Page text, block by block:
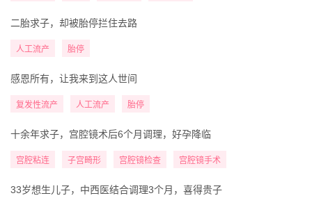
二胎求子，却被胎停拦住去路
人工流产 胎停
感恩所有，让我来到这人世间
复发性流产 人工流产 胎停
十余年求子，宫腔镜术后6个月调理，好孕降临
宫腔粘连 子宫畸形 宫腔镜检查 宫腔镜手术
33岁想生儿子，中西医结合调理3个月，喜得贵子